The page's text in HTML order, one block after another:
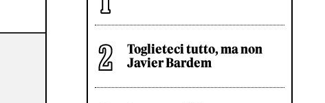
Toglieteci tutto, ma non
Javier Bardem